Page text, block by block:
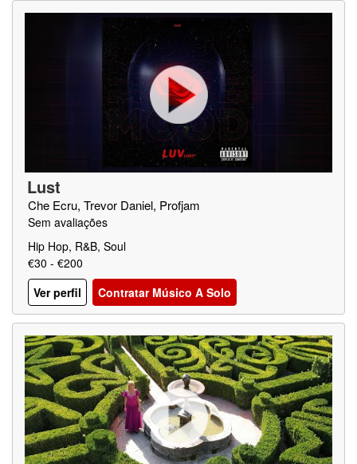
Lust
Che Ecru, Trevor Daniel, Profjam
Sem avaliações
Hip Hop, R&B, Soul
€30 - €200
Ver perfil
Contratar Músico A Solo